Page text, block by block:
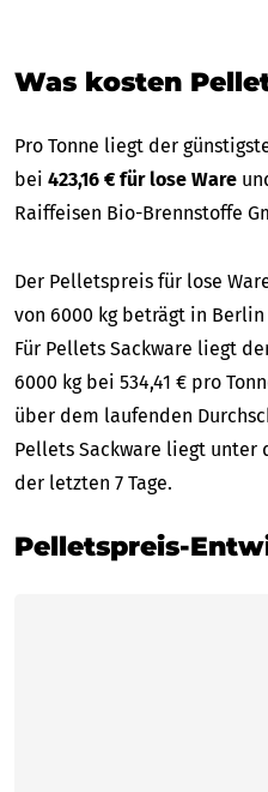
Was kosten
Pro Tonne liegt der
bei 423,16 € für lose Ware
Raiffeisen Bio-Brennstoffe
Der Pelletspreis für lose
von 6000 kg beträgt in Berlin
Für Pellets Sackware liegt
6000 kg bei 534,41 € pro
über dem laufenden
Pellets Sackware liegt
der letzten 7 Tage.
Pelletspreis-